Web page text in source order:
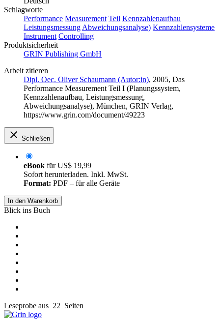
Schlagworte
Performance Measurement Teil Kennzahlenaufbau
Leistungsmessung Abweichungsanalyse) Kennzahlensysteme
Instrument Controlling
Produktsicherheit
GRIN Publishing GmbH
Arbeit zitieren
Dipl. Oec. Oliver Schaumann (Autor:in), 2005, Das
Performance Measurement Teil I (Planungssystem,
Kennzahlenaufbau, Leistungsmessung,
Abweichungsanalyse), München, GRIN Verlag,
https://www.grin.com/document/49223
Schließen
eBook fürUS$ 19,99
Sofort herunterladen. Inkl. MwSt.
Format: PDF – für alle Geräte
In den Warenkorb
Blick ins Buch
Leseprobe aus 22 Seiten